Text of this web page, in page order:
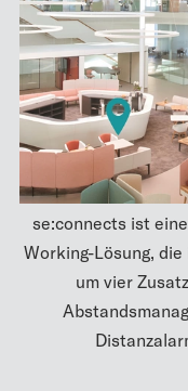
se:connects ist
Working-Lösung,
um vier